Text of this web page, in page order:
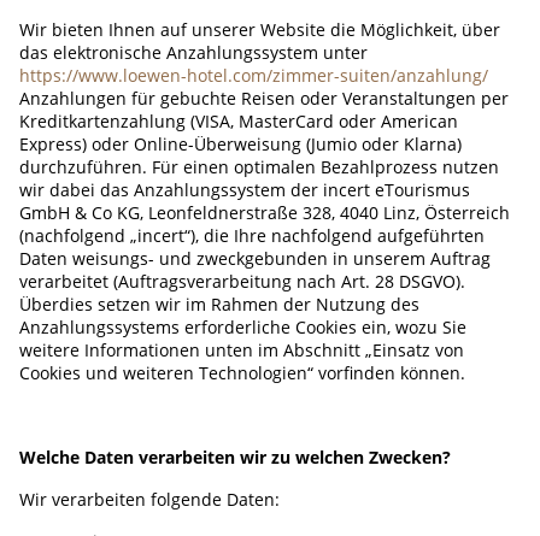
Wir bieten Ihnen auf unserer Website die Möglichkeit, über
das elektronische Anzahlungssystem unter
https://www.loewen-hotel.com/zimmer-suiten/anzahlung/
Anzahlungen für gebuchte Reisen oder Veranstaltungen per
Kreditkartenzahlung (VISA, MasterCard oder American
Express) oder Online-Überweisung (Jumio oder Klarna)
durchzuführen. Für einen optimalen Bezahlprozess nutzen
wir dabei das Anzahlungssystem der incert eTourismus
GmbH & Co KG, Leonfeldnerstraße 328, 4040 Linz, Österreich
(nachfolgend „incert“), die Ihre nachfolgend aufgeführten
Daten weisungs- und zweckgebunden in unserem Auftrag
verarbeitet (Auftragsverarbeitung nach Art. 28 DSGVO).
Überdies setzen wir im Rahmen der Nutzung des
Anzahlungssystems erforderliche Cookies ein, wozu Sie
weitere Informationen unten im Abschnitt „Einsatz von
Cookies und weiteren Technologien“ vorfinden können.
Welche Daten verarbeiten wir zu welchen Zwecken?
Wir verarbeiten folgende Daten: